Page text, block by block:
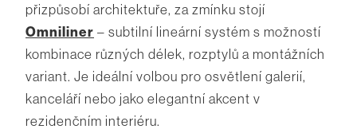
přizpůsobí architektuře, za zmínku stojí
Omniliner – subtilní lineární systém s možností
kombinace různých délek, rozptylů a montážních
variant. Je ideální volbou pro osvětlení galerií,
kanceláří nebo jako elegantní akcent v
rezidenčním interiéru.